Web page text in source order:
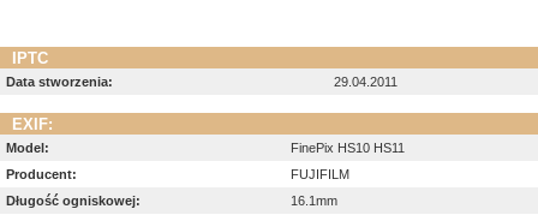
IPTC
Data stworzenia: 29.04.2011
EXIF:
Model:
FinePix HS10 HS11
Producent:
FUJIFILM
Długość ogniskowej:
16.1mm